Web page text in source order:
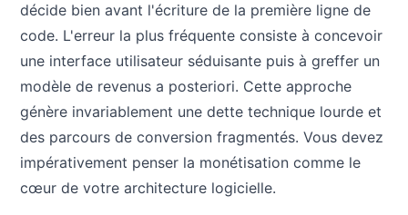
décide bien avant l'écriture de la première ligne de
code. L'erreur la plus fréquente consiste à concevoir
une interface utilisateur séduisante puis à greffer un
modèle de revenus a posteriori. Cette approche
génère invariablement une dette technique lourde et
des parcours de conversion fragmentés. Vous devez
impérativement penser la monétisation comme le
cœur de votre architecture logicielle.